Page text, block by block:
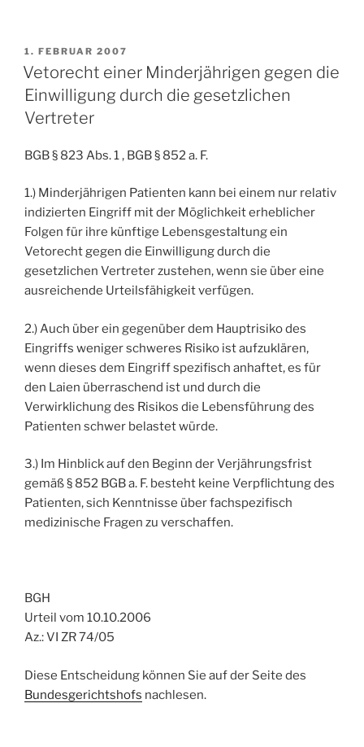
VERÖFFENTLICHT
AM
1. FEBRUAR 2007
Vetorecht einer Minderjährigen gegen die
Einwilligung durch die gesetzlichen
Vertreter
BGB § 823 Abs. 1 , BGB § 852 a. F.
1.) Minderjährigen Patienten kann bei einem nur relativ
indizierten Eingriff mit der Möglichkeit erheblicher
Folgen für ihre künftige Lebensgestaltung ein
Vetorecht gegen die Einwilligung durch die
gesetzlichen Vertreter zustehen, wenn sie über eine
ausreichende Urteilsfähigkeit verfügen.
2.) Auch über ein gegenüber dem Hauptrisiko des
Eingriffs weniger schweres Risiko ist aufzuklären,
wenn dieses dem Eingriff spezifisch anhaftet, es für
den Laien überraschend ist und durch die
Verwirklichung des Risikos die Lebensführung des
Patienten schwer belastet würde.
3.) Im Hinblick auf den Beginn der Verjährungsfrist
gemäß § 852 BGB a. F. besteht keine Verpflichtung des
Patienten, sich Kenntnisse über fachspezifisch
medizinische Fragen zu verschaffen.
BGH
Urteil vom 10.10.2006
Az.: VI ZR 74/05
Diese Entscheidung können Sie auf der Seite des
Bundesgerichtshofs nachlesen.